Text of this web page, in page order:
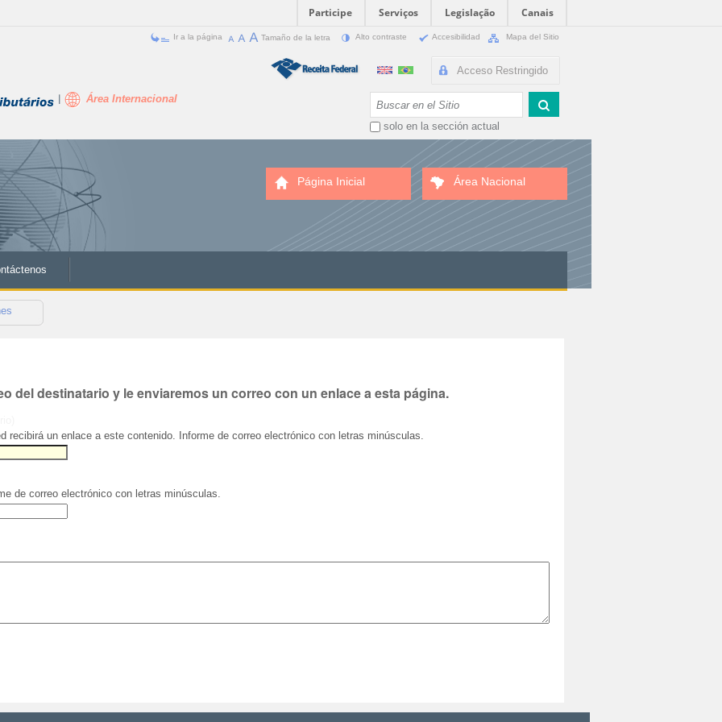
Participe Serviços Legislação
Canais
Ir a la página Tamaño de la letra Alto contraste Accesibilidad Mapa del Sitio
Acceso Restringido
solo en la sección actual
Área Internacional
Página Inicial Área Nacional
del destinatario y le enviaremos un correo con un enlace a esta página.
recibirá un enlace a este contenido. Informe de correo electrónico con letras minúsculas.
de correo electrónico con letras minúsculas.